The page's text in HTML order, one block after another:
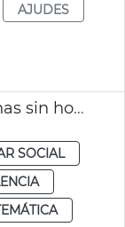
AJUDES
Voluntariado sanitario personas sin hogar
SOCIAL